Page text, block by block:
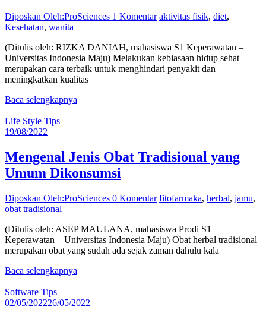
Diposkan Oleh:ProSciences 1 Komentar aktivitas fisik, diet,
Kesehatan, wanita
(Ditulis oleh: RIZKA DANIAH, mahasiswa S1 Keperawatan –
Universitas Indonesia Maju) Melakukan kebiasaan hidup sehat
merupakan cara terbaik untuk menghindari penyakit dan
meningkatkan kualitas
Baca selengkapnya
Life Style Tips
19/08/2022
Mengenal Jenis Obat Tradisional yang
Umum Dikonsumsi
Diposkan Oleh:ProSciences 0 Komentar fitofarmaka, herbal, jamu,
obat tradisional
(Ditulis oleh: ASEP MAULANA, mahasiswa Prodi S1
Keperawatan – Universitas Indonesia Maju) Obat herbal tradisional
merupakan obat yang sudah ada sejak zaman dahulu kala
Baca selengkapnya
Software Tips
02/05/202226/05/2022